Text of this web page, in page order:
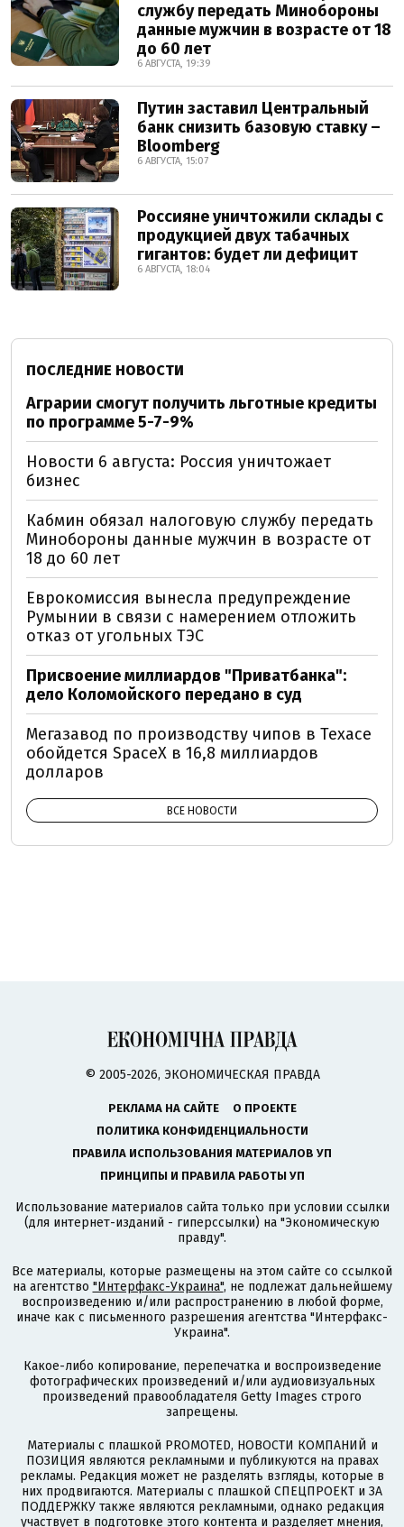
службу передать Минобороны
данные мужчин в возрасте от 18
до 60 лет
6 АВГУСТА, 19:39
Путин заставил Центральный
банк снизить базовую ставку –
Bloomberg
6 АВГУСТА, 15:07
Россияне уничтожили склады с
продукцией двух табачных
гигантов: будет ли дефицит
6 АВГУСТА, 18:04
ПОСЛЕДНИЕ НОВОСТИ
Аграрии смогут получить льготные кредиты
по программе 5-7-9%
Новости 6 августа: Россия уничтожает
бизнес
Кабмин обязал налоговую службу передать
Минобороны данные мужчин в возрасте от
18 до 60 лет
Еврокомиссия вынесла предупреждение
Румынии в связи с намерением отложить
отказ от угольных ТЭС
Присвоение миллиардов "Приватбанка":
дело Коломойского передано в суд
Мегазавод по производству чипов в Техасе
обойдется SpaceX в 16,8 миллиардов
долларов
ВСЕ НОВОСТИ
© 2005-2026, ЭКОНОМИЧЕСКАЯ ПРАВДА
РЕКЛАМА НА САЙТЕ
О ПРОЕКТЕ
ПОЛИТИКА КОНФИДЕНЦИАЛЬНОСТИ
ПРАВИЛА ИСПОЛЬЗОВАНИЯ МАТЕРИАЛОВ УП
ПРИНЦИПЫ И ПРАВИЛА РАБОТЫ УП
Использование материалов сайта только при условии ссылки
(для интернет-изданий - гиперссылки) на "Экономическую
правду".
Все материалы, которые размещены на этом сайте со ссылкой
на агентство "Интерфакс-Украина", не подлежат дальнейшему
воспроизведению и/или распространению в любой форме,
иначе как с письменного разрешения агентства "Интерфакс-
Украина".
Какое-либо копирование, перепечатка и воспроизведение
фотографических произведений и/или аудиовизуальных
произведений правообладателя Getty Images строго
запрещены.
Материалы с плашкой PROMOTED, НОВОСТИ КОМПАНИЙ и
ПОЗИЦИЯ являются рекламными и публикуются на правах
рекламы. Редакция может не разделять взгляды, которые в
них продвигаются. Материалы с плашкой СПЕЦПРОЕКТ и ЗА
ПОДДЕРЖКУ также являются рекламными, однако редакция
участвует в подготовке этого контента и разделяет мнения,